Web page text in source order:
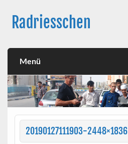
contentRadriesschen
Menü
20190127111903-2448×1836